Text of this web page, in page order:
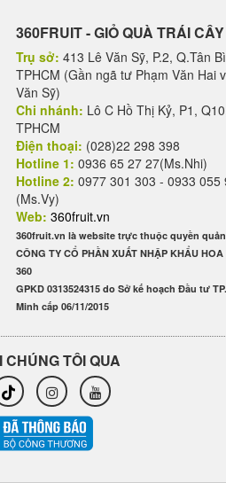
360FRUIT - GIỎ QUÀ TRÁI CÂY
Trụ sở: 413 Lê Văn Sỹ, P.2, Q.Tân
TPHCM (Gần ngã tư Phạm Văn Hai
Văn Sỹ)
Chi nhánh: Lô C Hồ Thị Kỷ, P1,
TPHCM
Điện thoại: (028)22 298 398
Hotline 1: 0936 65 27 27(Ms.Nhi)
Hotline 2: 0977 301 303 - 0933 055
(Ms.Vy)
Web: 360fruit.vn
360fruit.vn là website trực thuộc quyền
CÔNG TY CỔ PHẦN XUẤT NHẬP KHẨU
360
GPKD 0313524315 do Sở kế hoạch Đầu tư
Minh cấp 06/11/2015
CHÚNG TÔI QUA